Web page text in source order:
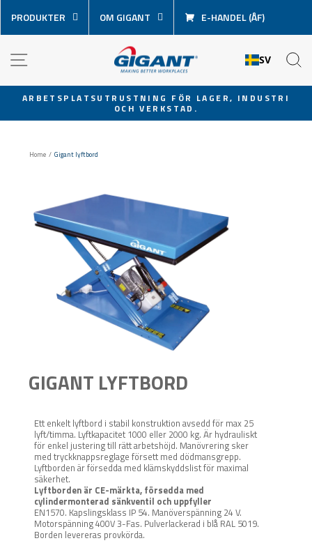
över
innehåll
PRODUKTER OM GIGANT E-HANDEL (ÅF)
SV
Pausa
ARBETSPLATSUTRUSTNING FÖR LAGER, INDUSTRI
OCH VERKSTAD.
Home / Gigant lyftbord
GIGANT LYFTBORD
Ett enkelt lyftbord i stabil konstruktion avsedd för max 25
lyft/timma. Lyftkapacitet 1000 eller 2000 kg. Är hydrauliskt
för enkel justering till rätt arbetshöjd. Manövrering sker
med tryckknappsreglage försett med dödmansgrepp.
Lyftborden är försedda med klämskyddslist för maximal
säkerhet.
Lyftborden är CE-märkta, försedda med
cylindermonterad sänkventil och uppfyller
EN1570. Kapslingsklass IP 54. Manöverspänning 24 V.
Motorspänning 400V 3-Fas. Pulverlackerad i blå RAL 5019.
Borden levereras provkörda.